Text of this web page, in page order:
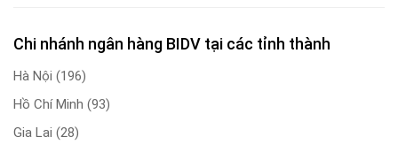
Chi nhánh ngân hàng BIDV tại các tỉnh thành
Hà Nội (196)
Hồ Chí Minh (93)
Gia Lai (28)